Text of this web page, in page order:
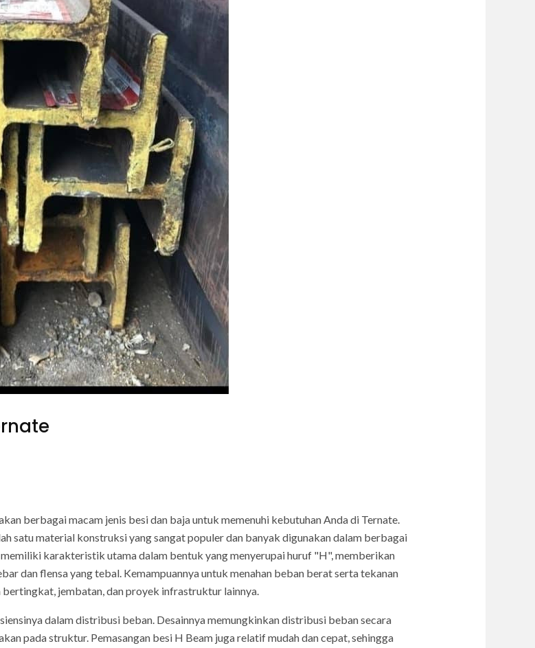
berbagai macam jenis besi dan baja untuk memenuhi kebutuhan Anda di Ternate.
satu material konstruksi yang sangat populer dan banyak digunakan dalam berbagai
karakteristik utama dalam bentuk yang menyerupai huruf "H", memberikan
dan flensa yang tebal. Kemampuannya untuk menahan beban berat serta tekanan
jembatan, dan proyek infrastruktur lainnya.
dalam distribusi beban. Desainnya memungkinkan distribusi beban secara
pada struktur. Pemasangan besi H Beam juga relatif mudah dan cepat, sehingga